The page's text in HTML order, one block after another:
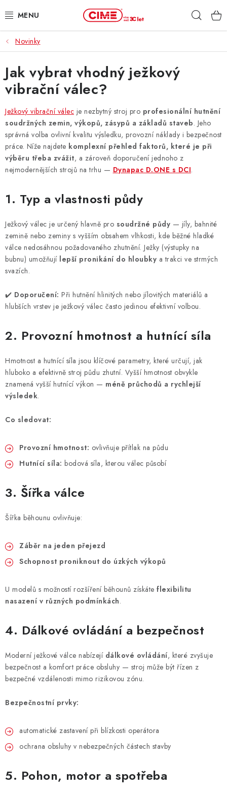
na
ZAHRADA, LES
DÍLNA, STAVBA
MILWAUKEE
ELEKTROMOBILITA
PROFI STROJE
PRODEJNY
SLUŽBY
ZNAČKY
KONTAKTY
OCHRANA OSOBNÍCH ÚDAJŮ
JAK NAKUPOVAT
EXPEDICE ZBOŽÍ
REKLAMACE ZAKOUPENÉHO ZBOŽÍ
Novinky
Jak vybrat vhodný ježkový
vibrační válec?
Ježkový vibrační válec je nezbytný stroj pro profesionální hutnění
soudržných zemin, výkopů, zásypů a základů staveb. Jeho
správná volba ovlivní kvalitu výsledku, provozní náklady i bezpečnost
práce. Níže najdete komplexní přehled faktorů, které je při
výběru třeba zvážit, a zároveň doporučení jednoho z
nejmodernějších strojů na trhu — Dynapac D.ONE s DCI.
1. Typ a vlastnosti půdy
Ježkový válec je určený hlavně pro soudržné půdy — jíly, bahnité
zemině nebo zeminy s vyšším obsahem vlhkosti, kde běžné hladké
válce nedosáhnou požadovaného zhutnění. Ježky (výstupky na
bubnu) umožňují lepší pronikání do hloubky a trakci ve strmých
svazích.
✔️ Doporučení: Při hutnění hlinitých nebo jílovitých materiálů a
hlubších vrstev je ježkový válec často jedinou efektivní volbou.
2. Provozní hmotnost a hutnící síla
Hmotnost a hutnící síla jsou klíčové parametry, které určují, jak
hluboko a efektivně stroj půdu zhutní. Vyšší hmotnost obvykle
znamená vyšší hutnící výkon — méně průchodů a rychlejší
výsledek.
Co sledovat:
Provozní hmotnost: ovlivňuje přítlak na půdu
Hutnící síla: bodová síla, kterou válec působí
3. Šířka válce
Šířka běhounu ovlivňuje:
Záběr na jeden přejezd
Schopnost proniknout do úzkých výkopů
U modelů s možností rozšíření běhounů získáte flexibilitu
nasazení v různých podmínkách.
4. Dálkové ovládání a bezpečnost
Moderní ježkové válce nabízejí dálkové ovládání, které zvyšuje
bezpečnost a komfort práce obsluhy — stroj může být řízen z
bezpečné vzdálenosti mimo rizikovou zónu.
Bezpečnostní prvky:
automatické zastavení při blízkosti operátora
ochrana obsluhy v nebezpečných částech stavby
5. Pohon, motor a spotřeba